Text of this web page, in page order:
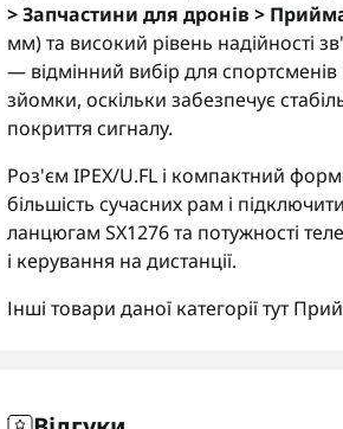
> Запчастини для дронів >
мм) та високий рівень надійності
— відмінний вибір для спортсменів
зйомки, оскільки забезпечує
покриття сигналу.
Роз'єм IPEX/U.FL і компактний
більшість сучасних рам і
ланцюгам SX1276 та потужності
і керування на дистанції.
Інші товари даної категорії тут